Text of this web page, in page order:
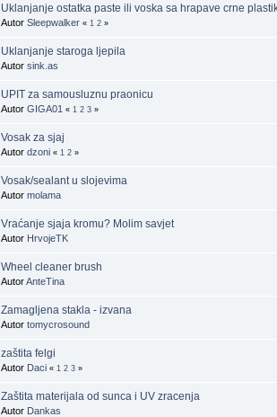
Uklanjanje ostatka paste ili voska sa hrapave crne
Autor Sleepwalker « 1 2 »
Uklanjanje staroga ljepila
Autor sink.as
UPIT za samousluznu praonicu
Autor GIGA01 « 1 2 3 »
Vosak za sjaj
Autor dzoni « 1 2 »
Vosak/sealant u slojevima
Autor molama
Vraćanje sjaja kromu? Molim savjet
Autor HrvojeTK
Wheel cleaner brush
AutorAnteTina
Zamagljena stakla - izvana
Autor tomycrosound
zaštita felgi
Autor Daci « 1 2 3 »
Zaštita materijala od sunca i UV zracenja
Autor Dankas